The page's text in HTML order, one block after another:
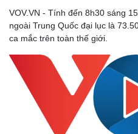
VOV.VN - Tính đến 8h30 sáng
ngoài Trung Quốc đại lục là
ca mắc trên toàn thế giới.